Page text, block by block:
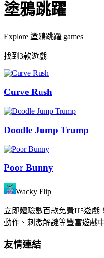
塗鴉跳躍
Explore 塗鴉跳躍 games
找到3款遊戲
Curve Rush
Doodle Jump Trump
Poor Bunny
Wacky Flip
立即體驗數百款免費H5遊戲
動作、刺激解謎等豐富遊戲
友情連結